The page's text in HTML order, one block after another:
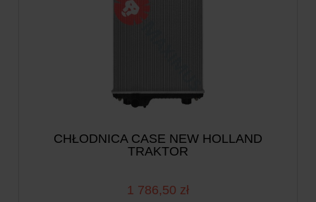
CHŁODNICA CASE NEW HOLLAND
TRAKTOR
1 786,50 zł